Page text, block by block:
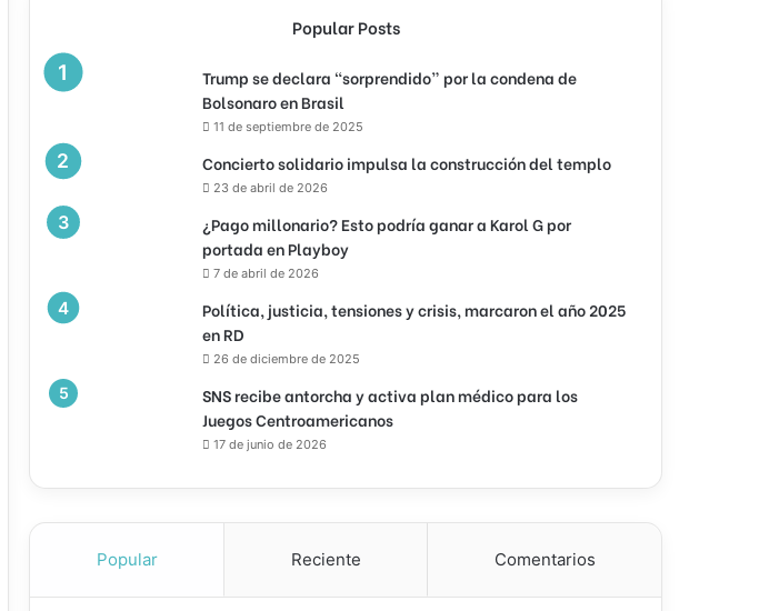
Popular Posts
Trump se declara “sorprendido” por la condena de
Bolsonaro en Brasil
11 de septiembre de 2025
Concierto solidario impulsa la construcción del templo
23 de abril de 2026
¿Pago millonario? Esto podría ganar a Karol G por
portada en Playboy
7 de abril de 2026
Política, justicia, tensiones y crisis, marcaron el año 2025
en RD
26 de diciembre de 2025
SNS recibe antorcha y activa plan médico para los
Juegos Centroamericanos
17 de junio de 2026
Popular Reciente Comentarios